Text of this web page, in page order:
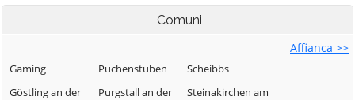
Comuni
Affianca >>
Gaming
Göstling an der
Puchenstuben
Purgstall an der
Scheibbs
Steinakirchen am